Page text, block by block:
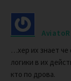
AviatoR
…хер их знает
логики в их
кто по дрова.